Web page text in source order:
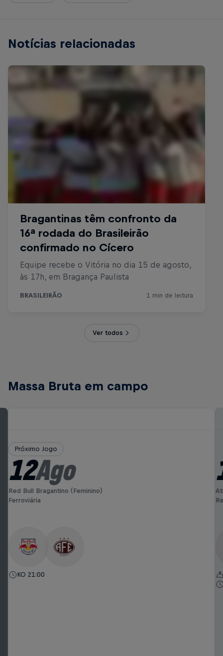
Notícias relacionadas
Ver todos
Massa Bruta em campo
Próximo Jogo
12Ago
Red Bull Bragantino (Feminino)
Ferroviária
KO 21:00